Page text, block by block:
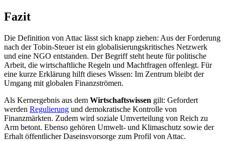
Fazit
Die Definition von Attac lässt sich knapp ziehen: Aus der Forderung
nach der Tobin-Steuer ist ein globalisierungskritisches Netzwerk
und eine NGO entstanden. Der Begriff steht heute für politische
Arbeit, die wirtschaftliche Regeln und Machtfragen offenlegt. Für
eine kurze Erklärung hilft dieses Wissen: Im Zentrum bleibt der
Umgang mit globalen Finanzströmen.
Als Kernergebnis aus dem Wirtschaftswissen gilt: Gefordert
werden Regulierung und demokratische Kontrolle von
Finanzmärkten. Zudem wird soziale Umverteilung von Reich zu
Arm betont. Ebenso gehören Umwelt- und Klimaschutz sowie der
Erhalt öffentlicher Daseinsvorsorge zum Profil von Attac.